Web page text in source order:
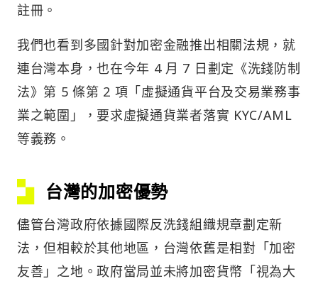
註冊。
我們也看到多國針對加密金融推出相關法規，就
連台灣本身，也在今年 4 月 7 日劃定《洗錢防制
法》第 5 條第 2 項「虛擬通貨平台及交易業務事
業之範圍」，要求虛擬通貨業者落實 KYC/AML
等義務。
台灣的加密優勢
儘管台灣政府依據國際反洗錢組織規章劃定新
法，但相較於其他地區，台灣依舊是相對「加密
友善」之地。政府當局並未將加密貨幣「視為大